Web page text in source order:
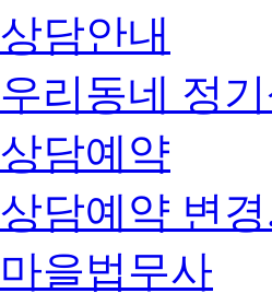
상담안내
우리동네 정
상담예약
상담예약 변
마을법무사